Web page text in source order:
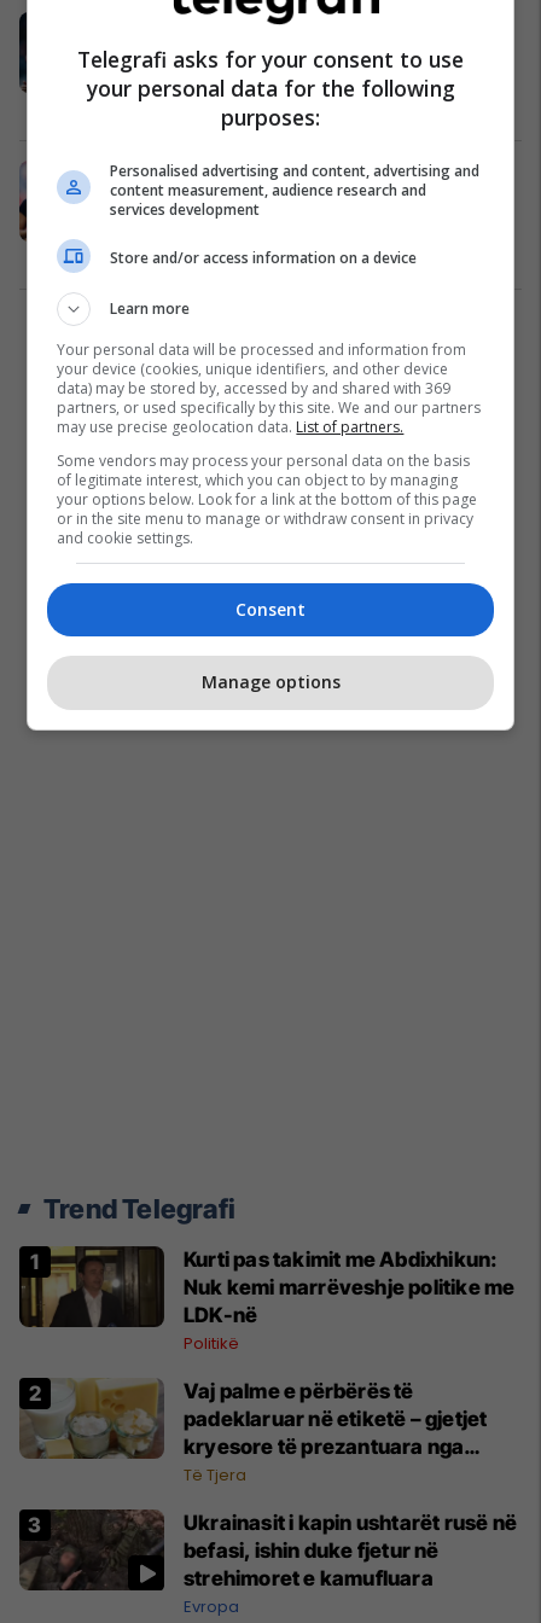
Guardiola për paraqitjen e
Gundogan në sfidën me Newcastle:
Një nga më të këqijat që kam parë
Gundogan nuk hezitoi të zgjedh
mes Guardiolës dhe Kloppin,
madh tek ai
Ndërkombëtare 21/09/2024
Trend Telegrafi
Kurti pas takimit me Abdixhikun:
Nuk kemi marrëveshje politike me
LDK-në
Politikë
Vaj palme e përbërës të
padeklaruar në etiketë – gjetjet
kryesore të prezantuara nga
AUV-i pas kontrollit në sektorin e
Të Tjera
Ukrainasit i kapin ushtarët rusë në
befasi, ishin duke fjetur në
strehimoret e kamufluara
Evropa
Telegrafi asks for your consent to use
your personal data for the following
purposes:
Personalised advertising and content, advertising and
content measurement, audience research and
services development
Store and/or access information on a device
Learn more
Your personal data will be processed and information from
your device (cookies, unique identifiers, and other device
data) may be stored by, accessed by and shared with 369
partners, or used specifically by this site. We and our partners
may use precise geolocation data. List of partners.
Some vendors may process your personal data on the basis
of legitimate interest, which you can object to by managing
your options below. Look for a link at the bottom of this page
or in the site menu to manage or withdraw consent in privacy
and cookie settings.
Consent
Manage options